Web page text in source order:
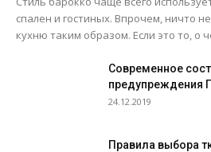
спален и гостиных. Впрочем, ничто
кухню таким образом. Если это то, о
Современное
предупреждения
24.12.2019
Правила выбора